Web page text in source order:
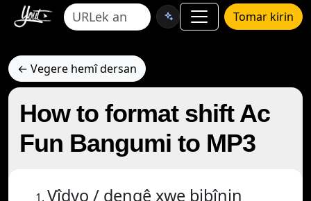
Tomar kirin
← Vegere hemî dersan
How to format shift Ac
Fun Bangumi to MP3
Vîdyo / dengê xwe bibînin